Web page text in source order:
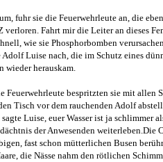
fuhr sie die Feuerwehrleute an, die
verloren. Fahrt mir die Leiter an dieses
wie sie Phosphorbomben
Luise nach, die im Schutz eines
wieder herauskam.
Feuerwehrleute bespritzten sie mit allen
Tisch vor dem rauchenden Adolf
Luise, euer Wasser ist ja schlimmer
der Anwesenden weiterleben.Die
fast schon mütterlichen Busen
die Nässe nahm den rötlichen